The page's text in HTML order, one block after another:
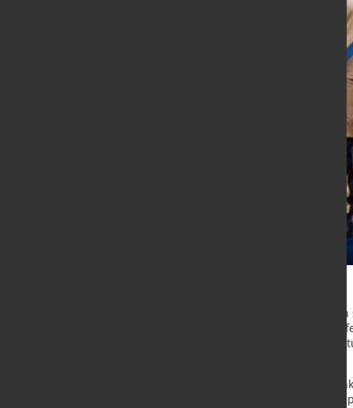
Im Fokus der
Logistikzentrum im hessischen
geschaffen, um die logistische
Kurze Lieferzeiten und die
Fachhandelspartner dabei, ihre